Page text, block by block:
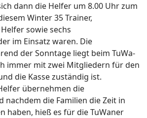
dann die Helfer um 8.00 Uhr zum
Winter 35 Trainer,
sowie sechs
im Einsatz waren. Die
der Sonntage liegt beim TuWa-
immer mit zwei Mitgliedern für den
die Kasse zuständig ist.
übernehmen die
nachdem die Familien die Zeit in
haben, hieß es für die TuWaner